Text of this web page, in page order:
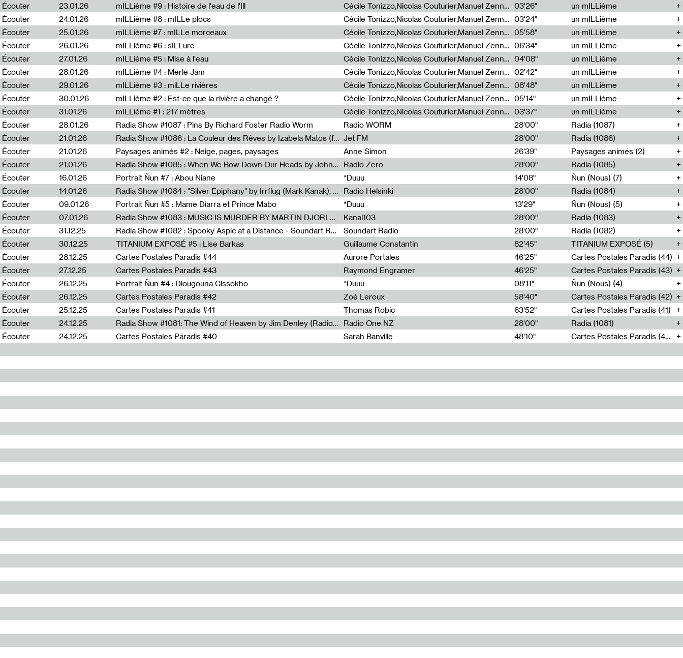
Écouter
23.01.26 mILLième #9 : Histoire de l'eau de l'Ill Cécile Tonizzo,Nicolas Couturier,Manuel Zenner,Aquila Lescene,Curtis Coco,Cyril Magnier 03'26"
un mILLième
Écouter
24.01.26 mILLième #8 : mILLe plocs Cécile Tonizzo,Nicolas Couturier,Manuel Zenner,Aquila Lescene,Curtis Coco,Cyril Magnier 03'24"
un mILLième
Écouter
25.01.26 mILLième #7 : mILLe morceaux Cécile Tonizzo,Nicolas Couturier,Manuel Zenner,Aquila Lescene,Curtis Coco,Cyril Magnier 05'58"
un mILLième
Écouter
26.01.26 mILLième #6 : sILLure Cécile Tonizzo,Nicolas Couturier,Manuel Zenner,Aquila Lescene,Curtis Coco,Cyril Magnier 06'34"
un mILLième
Écouter
27.01.26 mILLième #5 : Mise à l'eau Cécile Tonizzo,Nicolas Couturier,Manuel Zenner,Aquila Lescene,Curtis Coco,Cyril Magnier 04'08"
un mILLième
Écouter
28.01.26 mILLième #4 : Merle Jam Cécile Tonizzo,Nicolas Couturier,Manuel Zenner,Aquila Lescene,Curtis Coco,Cyril Magnier 02'42"
un mILLième
Écouter
29.01.26 mILLième #3 : miLLe rivières Cécile Tonizzo,Nicolas Couturier,Manuel Zenner,Aquila Lescene,Curtis Coco,Cyril Magnier 08'48"
un mILLième
Écouter
30.01.26 mILLième #2 : Est-ce que la rivière a changé ? Cécile Tonizzo,Nicolas Couturier,Manuel Zenner,Aquila Lescene,Curtis Coco,Cyril Magnier 05'14"
un mILLième
Écouter
31.01.26 mILLième #1 : 217 mètres Cécile Tonizzo,Nicolas Couturier,Manuel Zenner,Aquila Lescene,Curtis Coco,Cyril Magnier 03'37"
un mILLième
Écouter
28.01.26 Radia Show #1087 : Pins By Richard Foster Radio Worm Radio WORM 28'00"
Radia (1087)
Écouter
21.01.26 Radia Show #1086 : La Couleur des Rêves by Izabela Matos (for Jet FM) Jet FM 28'00"
Radia (1086)
Écouter
21.01.26 Paysages animés #2 : Neige, pages, paysages Anne Simon 26'39"
Paysages animés (2)
Écouter
21.01.26 Radia Show #1085 : When We Bow Down Our Heads by John Roach (Radia edit, Rádio Zero) Radio Zero 28'00"
Radia (1085)
Écouter
16.01.26 Portrait Ñun #7 : Abou Niane *Duuu 14'08"
Ñun (Nous) (7)
Écouter
14.01.26 Radia Show #1084 : "Silver Epiphany" by Irrflug (Mark Kanak), featuring Jarboe and Blixa Bargeld (for Radio Helsinki) Radio Helsinki 28'00"
Radia (1084)
Écouter
09.01.26 Portrait Ñun #5 : Mame Diarra et Prince Mabo *Duuu 13'29"
Ñun (Nous) (5)
Écouter
07.01.26 Radia Show #1083 : MUSIC IS MURDER BY MARTIN DJORLEV (KANAL103) Kanal103 28'00"
Radia (1083)
Écouter
31.12.25 Radia Show #1082 : Spooky Aspic at a Distance - Soundart Radio Soundart Radio 28'00"
Radia (1082)
Écouter
30.12.25 TITANIUM EXPOSÉ #5 : Lise Barkas Guillaume Constantin 82'45"
TITANIUM EXPOSÉ (5)
Écouter
28.12.25 Cartes Postales Paradis #44 Aurore Portales 46'25"
Cartes Postales Paradis (44)
Écouter
27.12.25 Cartes Postales Paradis #43 Raymond Engramer 46'25"
Cartes Postales Paradis (43)
Écouter
26.12.25 Portrait Ñun #4 : Diougouna Cissokho *Duuu 08'11"
Ñun (Nous) (4)
Écouter
26.12.25 Cartes Postales Paradis #42 Zoé Leroux 58'40"
Cartes Postales Paradis (42)
Écouter
25.12.25 Cartes Postales Paradis #41 Thomas Robic 63'52"
Cartes Postales Paradis (41)
Écouter
24.12.25 Radia Show #1081: The Wind of Heaven by Jim Denley (Radio One 91 FM) Radio One NZ 28'00"
Radia (1081)
Écouter
24.12.25 Cartes Postales Paradis #40 Sarah Banville 48'10" Cartes Postales Paradis (40)